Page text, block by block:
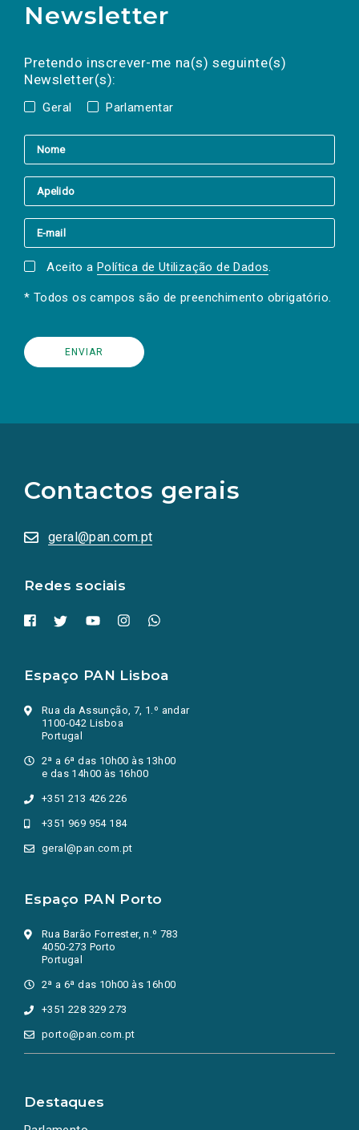
Newsletter
Pretendo inscrever-me na(s) seguinte(s)
Newsletter(s):
Geral Parlamentar
a(s) newsletter(s).
mail
Aceito a Política de Utilização de Dados.
* Todos os campos são de preenchimento obrigatório.
Contactos gerais
geral@pan.com.pt
Redes sociais
redes
sociais
numa
nova
Espaço PAN Lisboa
Rua da Assunção, 7, 1.º andar
1100-042 Lisboa
Portugal
2ª a 6ª das 10h00 às 13h00
e das 14h00 às 16h00
+351 213 426 226
+351 969 954 184
geral@pan.com.pt
Espaço PAN Porto
Rua Barão Forrester, n.º 783
4050-273 Porto
Portugal
2ª a 6ª das 10h00 às 16h00
+351 228 329 273
porto@pan.com.pt
Destaques